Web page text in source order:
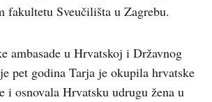
fakultetu Sveučilišta u Zagrebu.
ambasade u Hrvatskoj i Državnog
pet godina Tarja je okupila hrvatske
i osnovala Hrvatsku udrugu žena u